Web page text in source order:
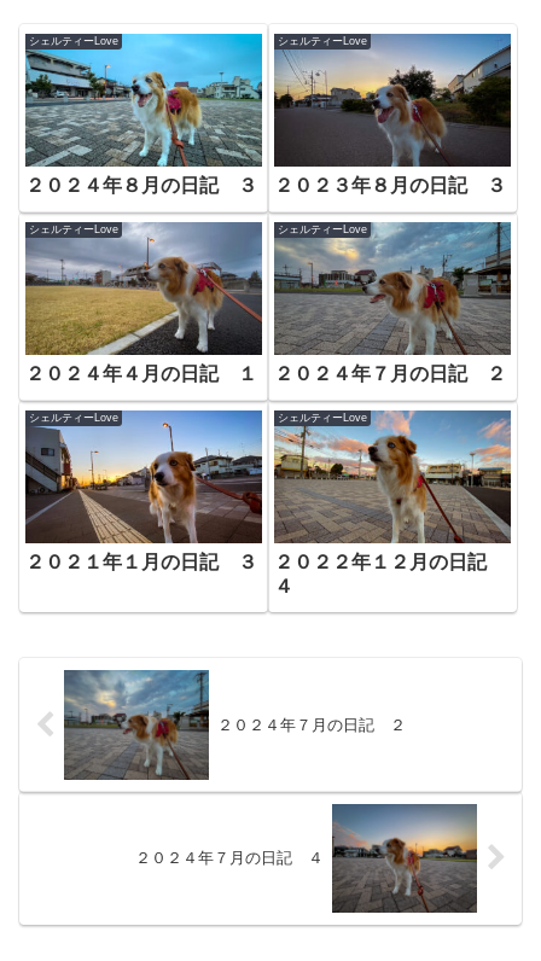
シェルティーLove
２０２４年８月の日記 ３
シェルティーLove
２０２３年８月の日記 ３
シェルティーLove
２０２４年４月の日記 １
シェルティーLove
２０２４年７月の日記 ２
シェルティーLove
２０２１年１月の日記 ３
シェルティーLove
２０２２年１２月の日記
４
２０２４年７月の日記 ２
２０２４年７月の日記 ４